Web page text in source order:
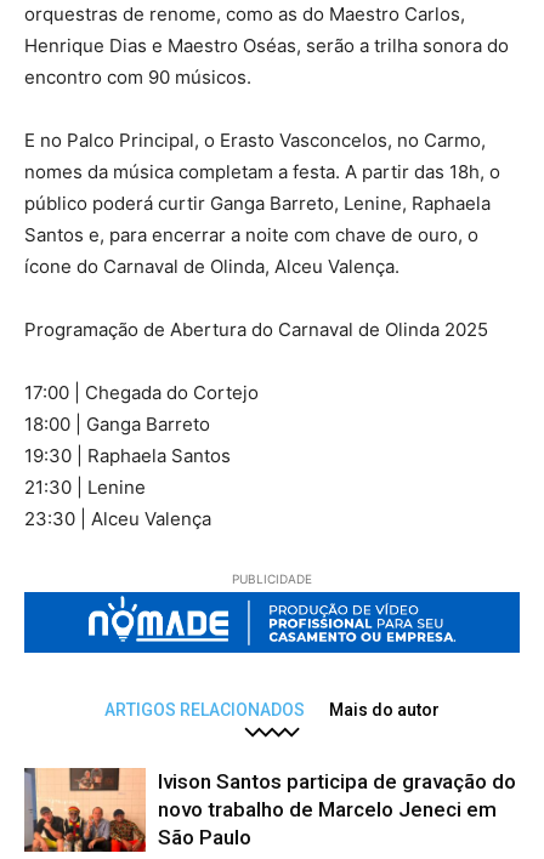
orquestras de renome, como as do Maestro Carlos,
Henrique Dias e Maestro Oséas, serão a trilha sonora do
encontro com 90 músicos.
E no Palco Principal, o Erasto Vasconcelos, no Carmo,
nomes da música completam a festa. A partir das 18h, o
público poderá curtir Ganga Barreto, Lenine, Raphaela
Santos e, para encerrar a noite com chave de ouro, o
ícone do Carnaval de Olinda, Alceu Valença.
Programação de Abertura do Carnaval de Olinda 2025
17:00 | Chegada do Cortejo
18:00 | Ganga Barreto
19:30 | Raphaela Santos
21:30 | Lenine
23:30 | Alceu Valença
PUBLICIDADE
ARTIGOS RELACIONADOS Mais do autor
Ivison Santos participa de gravação do
novo trabalho de Marcelo Jeneci em
São Paulo